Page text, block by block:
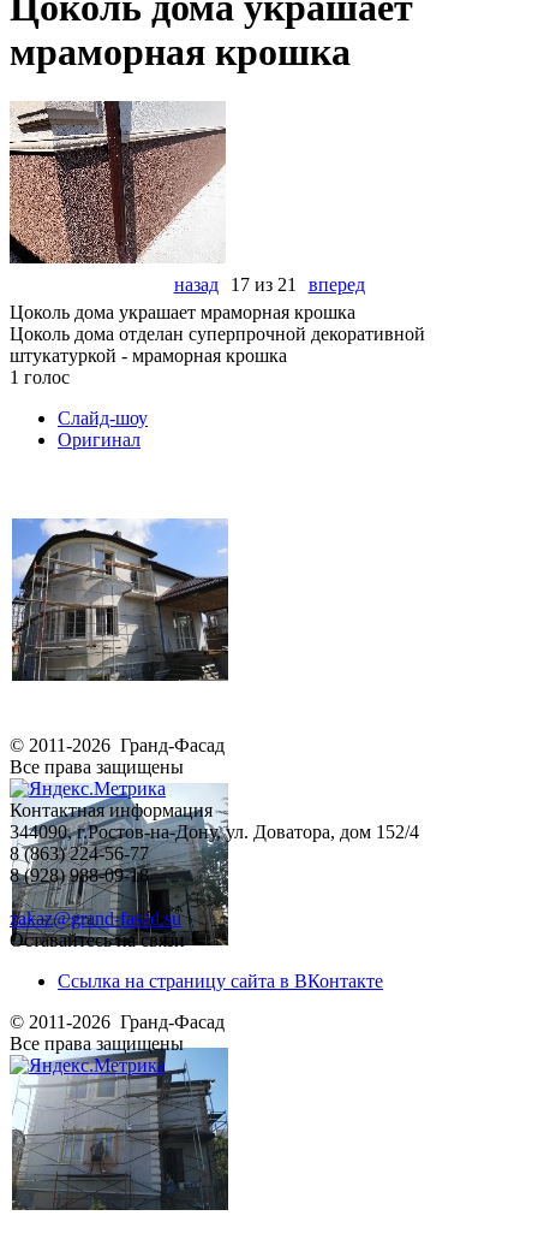
мраморная крошка
назад 17 из 21
вперед
Цоколь дома украшает мраморная крошка
Цоколь дома отделан суперпрочной декоративной
штукатуркой - мраморная крошка
1 голос
Слайд-шоу
Оригинал
© 2011-2026 Гранд-Фасад
Все права защищены
Контактная информация
344090, г.Ростов-на-Дону, ул. Доватора, дом 152/4
8 (863) 224-56-77
8 (928) 988-09-18
zakaz@grand-fasad.su
Оставайтесь на связи
Ссылка на страницу сайта в ВКонтакте
© 2011-2026 Гранд-Фасад
Все права защищены